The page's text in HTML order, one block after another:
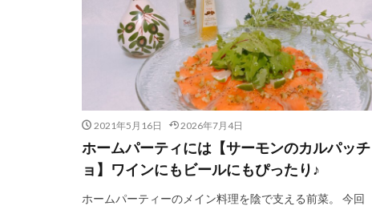
2021年5月16日 2026年7月4日
ホームパーティには【サーモンのカルパッチ
ョ】ワインにもビールにもぴったり♪
ホームパーティーのメイン料理を陰で支える前菜。 今回